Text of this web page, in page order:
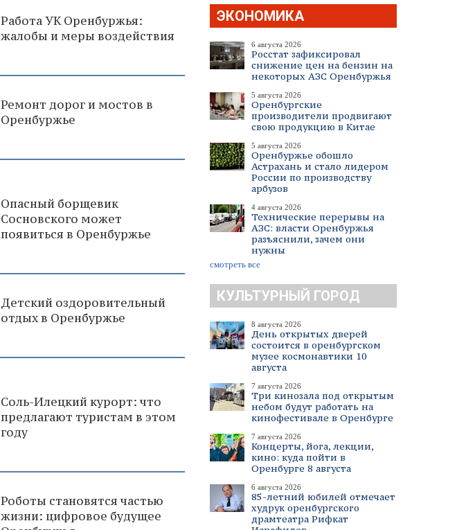
ЭКОНОМИКА
6 августа 2026
Росстат зафиксировал
снижение цен на бензин на
некоторых АЗС Оренбуржья
5 августа 2026
Оренбургские
производители продвигают
свою продукцию в Китае
5 августа 2026
Оренбуржье обошло
Астрахань и стало лидером
России по производству
арбузов
4 августа 2026
Технические перерывы на
АЗС: власти Оренбуржья
разъяснили, зачем они
нужны
смотреть все
КУЛЬТУРНЫЙ ГОРОД
8 августа 2026
День открытых дверей
состоится в оренбургском
музее космонавтики 10
августа
7 августа 2026
Три кинозала под открытым
небом будут работать на
кинофестивале в Оренбурге
7 августа 2026
Концерты, йога, лекции,
кино: куда пойти в
Оренбурге 8 августа
6 августа 2026
85-летний юбилей отмечает
худрук оренбургского
драмтеатра Рифкат
Работа УК Оренбуржья:
жалобы и меры воздействия
Ремонт дорог и мостов в
Оренбуржье
Опасный борщевик
Сосновского может
появиться в Оренбуржье
Детский оздоровительный
отдых в Оренбуржье
Соль-Илецкий курорт: что
предлагают туристам в этом
году
Роботы становятся частью
жизни: цифровое будущее